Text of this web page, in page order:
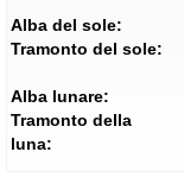
Alba del sole:
Tramonto del sole:
Alba lunare:
Tramonto della
luna: